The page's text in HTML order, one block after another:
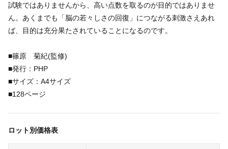
試験ではありませんから、高い点数を取るのが目的ではありませ
ん。あくまでも「脳の若々しさの回復」につながる刺激さえあれ
ば、目的は充分果たされていることになるのです。
■篠原 菊紀(監修)
■発行：PHP
■サイズ：A4サイズ
■128ページ
ロット別価格表